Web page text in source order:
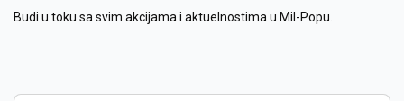
Budi u toku sa svim akcijama i aktuelnostima u Mil-Popu.